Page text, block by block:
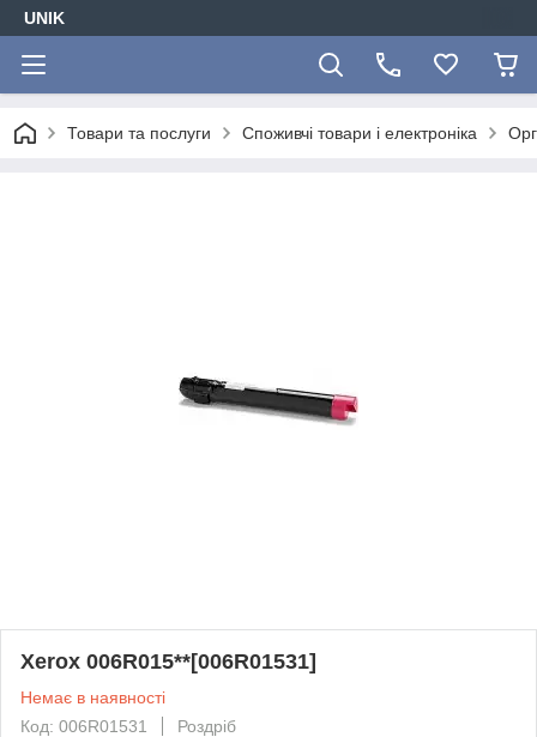
UNIK
Товари та послуги Споживчі товари і електроніка
Xerox 006R015**[006R01531]
Немає в наявності
Код: 006R01531
Роздріб